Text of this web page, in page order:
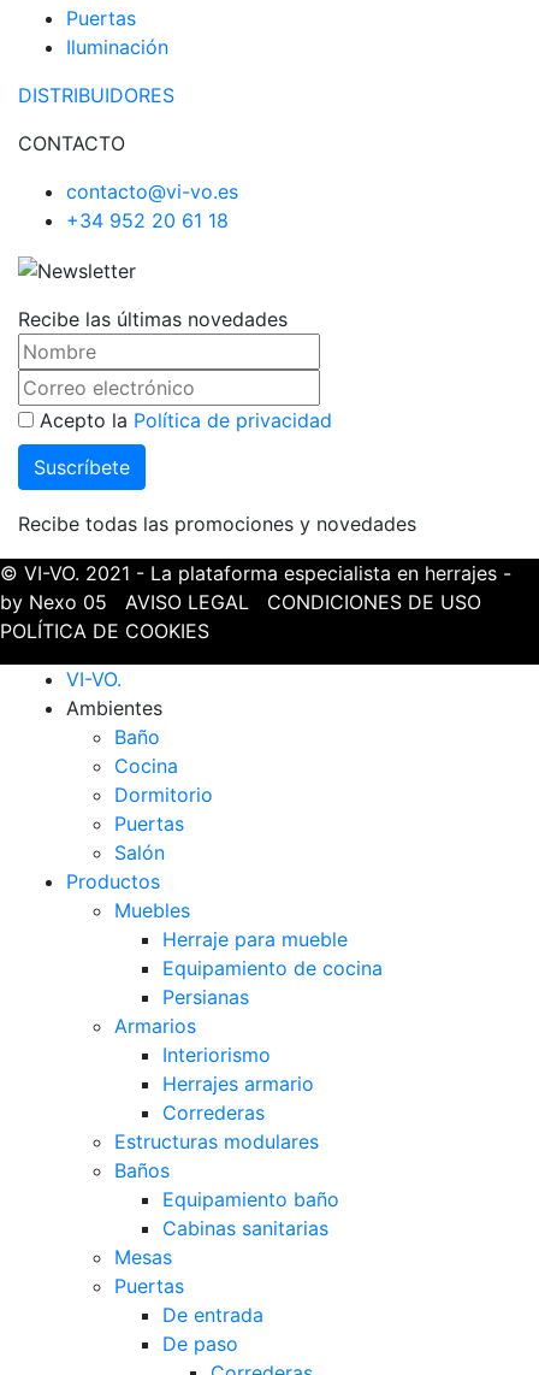
Puertas
Iluminación
DISTRIBUIDORES
CONTACTO
contacto@vi-vo.es
+34 952 20 61 18
Recibe las últimas novedades
Acepto la Política de privacidad
Recibe todas las promociones y novedades
© VI-VO. 2021 - La plataforma especialista en herrajes -
by Nexo 05
AVISO LEGAL
CONDICIONES DE USO
POLÍTICA DE COOKIES
VI-VO.
Ambientes
Baño
Cocina
Dormitorio
Puertas
Salón
Productos
Muebles
Herraje para mueble
Equipamiento de cocina
Persianas
Armarios
Interiorismo
Herrajes armario
Correderas
Estructuras modulares
Baños
Equipamiento baño
Cabinas sanitarias
Mesas
Puertas
De entrada
De paso